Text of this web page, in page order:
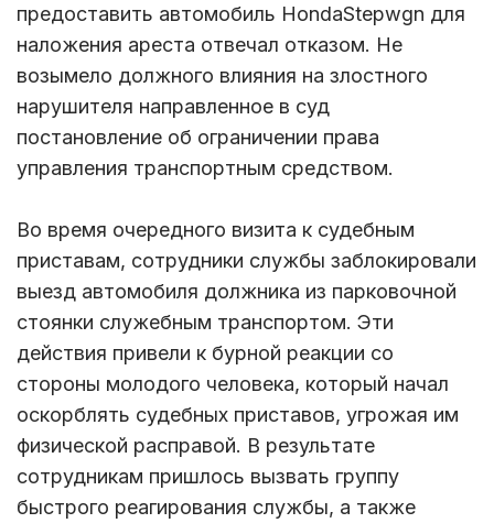
предоставить автомобиль HondaStepwgn для
наложения ареста отвечал отказом. Не
возымело должного влияния на злостного
нарушителя направленное в суд
постановление об ограничении права
управления транспортным средством.
Во время очередного визита к судебным
приставам, сотрудники службы заблокировали
выезд автомобиля должника из парковочной
стоянки служебным транспортом. Эти
действия привели к бурной реакции со
стороны молодого человека, который начал
оскорблять судебных приставов, угрожая им
физической расправой. В результате
сотрудникам пришлось вызвать группу
быстрого реагирования службы, а также